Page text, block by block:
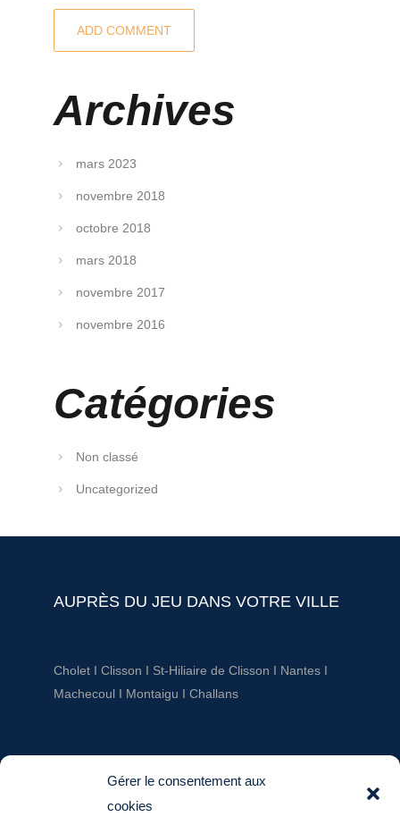
Gérer le consentement aux
cookies
Archives
mars 2023
novembre 2018
octobre 2018
mars 2018
novembre 2017
novembre 2016
Catégories
Non classé
Uncategorized
AUPRÈS DU JEU DANS VOTRE VILLE
CholetI Clisson I St-Hiliaire de Clisson I NantesI
Machecoul I Montaigu I Challans
AUPRÈS DU JEU